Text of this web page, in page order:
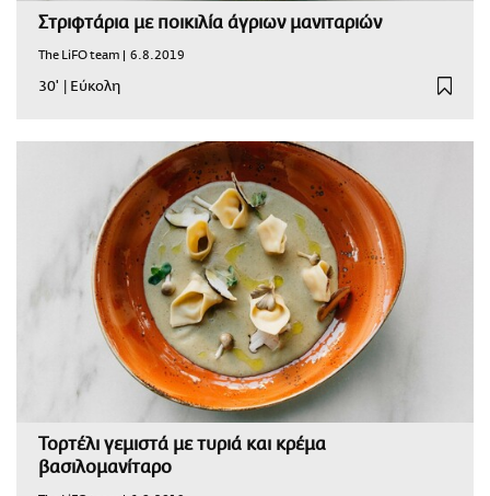
Στριφτάρια με ποικιλία άγριων μανιταριών
The LiFO team | 6.8.2019
30' Εύκολη
Τορτέλι γεμιστά με τυριά και κρέμα
βασιλομανίταρο